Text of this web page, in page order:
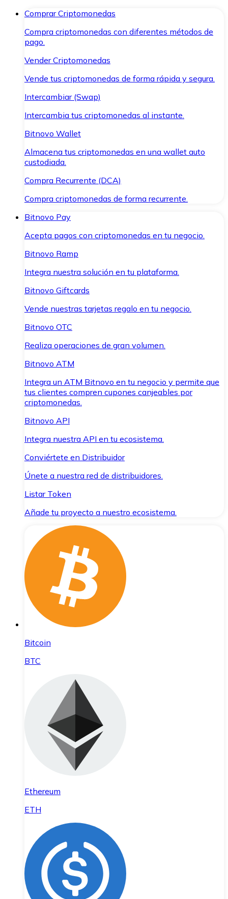
Comprar Criptomonedas
Compra criptomonedas con diferentes métodos de
pago.
Vender Criptomonedas
Vende tus criptomonedas de forma rápida y segura.
Intercambiar (Swap)
Intercambia tus criptomonedas al instante.
Bitnovo Wallet
Almacena tus criptomonedas en una wallet auto
custodiada.
Compra Recurrente (DCA)
Compra criptomonedas de forma recurrente.
Bitnovo Pay
Acepta pagos con criptomonedas en tu negocio.
Bitnovo Ramp
Integra nuestra solución en tu plataforma.
Bitnovo Giftcards
Vende nuestras tarjetas regalo en tu negocio.
Bitnovo OTC
Realiza operaciones de gran volumen.
Bitnovo ATM
Integra un ATM Bitnovo en tu negocio y permite que
tus clientes compren cupones canjeables por
criptomonedas.
Bitnovo API
Integra nuestra API en tu ecosistema.
Conviértete en Distribuidor
Únete a nuestra red de distribuidores.
Listar Token
Añade tu proyecto a nuestro ecosistema.
Bitcoin
BTC
Ethereum
ETH